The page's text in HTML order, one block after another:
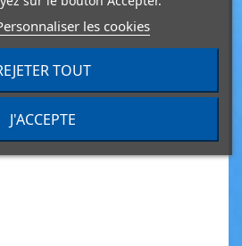
les cookies
TOUT
J'ACCEPTE